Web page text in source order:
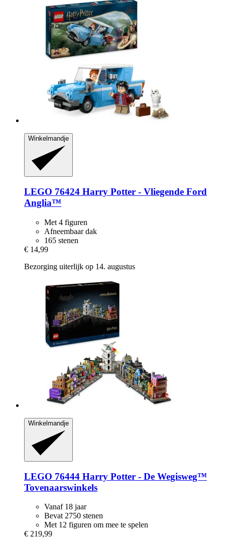
Winkelmandje
LEGO 76424 Harry Potter -​ Vliegende Ford
Anglia™
Met 4 figuren
Afneembaar dak
165 stenen
€ 14,99
Bezorging uiterlijk op 14. augustus
Winkelmandje
LEGO 76444 Harry Potter -​ De Wegisweg™
Tovenaarswinkels
Vanaf 18 jaar
Bevat 2750 stenen
Met 12 figuren om mee te spelen
€ 219,99